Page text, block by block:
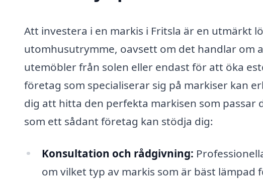
Att investera i en markis i Fritsla är en utmärkt
utomhusutrymme, oavsett om det handlar om
utemöbler från solen eller endast för att öka
företag som specialiserar sig på markiser kan
dig att hitta den perfekta markisen som passar
som ett sådant företag kan stödja dig:
Konsultation och rådgivning:
om vilket typ av markis som är bäst lämpad